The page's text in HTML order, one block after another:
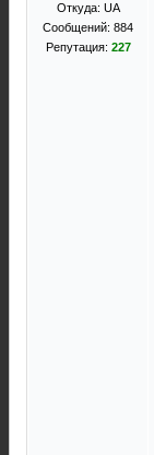
Откуда: UA
Сообщений: 884
Репутация: 227